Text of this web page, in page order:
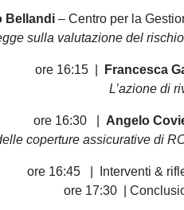
Bellandi– Centro per la
sulla valutazione del
ore 16:15 | Francesca
L’azione di
ore 16:30 | Angelo
coperture assicurative di
ore 16:45 | Interventi &
ore 17:30 |